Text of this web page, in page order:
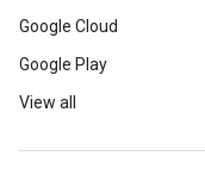
Google Cloud
Google Play
View all